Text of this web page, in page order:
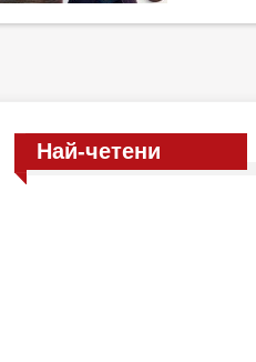
Най-четени